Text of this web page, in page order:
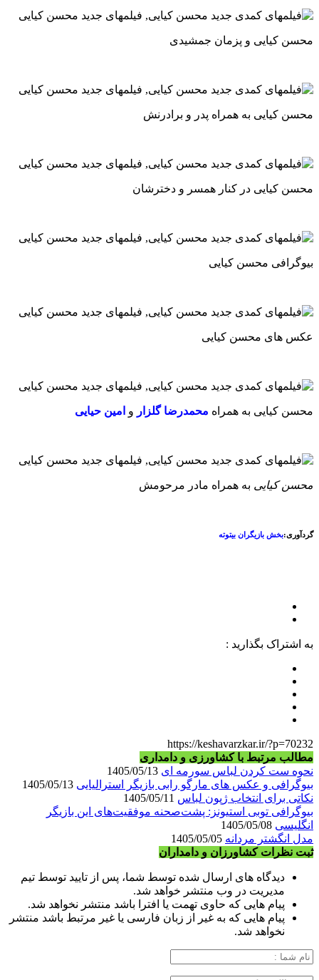
محسن کیایی و پزمان جمشیدی
محسن کیایی به همراه پدر و برادرنش
محسن کیایی در کنار همسر و دخترشان
بیوگرافی محسن کیایی
عکس های محسن کیایی
محسن کیایی به همراه محمدرضا گلزار و امین حیایی
محسن کیایی به همراه مادر مرحومش
گردآوری:بخش بازیگران بیتوته
به اشتراک بگذارید :
https://keshavarzkar.ir/?p=70232
مطالب مرتبط با کشاورزی و دامداری
نحوه ست کردن لباس سورمه ای
بیوگرافی و عکس های مارگو رابی بازیگر استرالیایی
نکاتی برای انتخاب ژپون لباس
بیوگرافی توبی استیونز: پشت‌صحنه موفقیت‌های این بازیگر
انگلیسی
مدل انگشتر مردانه
ثبت نظرات کشاورزان و دامداران
دیدگاه های ارسال شده توسط شما، پس از تایید توسط تیم
مدیریت در وب منتشر خواهد شد.
پیام هایی که حاوی تهمت یا افترا باشد منتشر نخواهد شد.
پیام هایی که به غیر از زبان فارسی یا غیر مرتبط باشد منتشر
نخواهد شد.